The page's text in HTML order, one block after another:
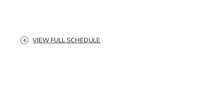
VIEW FULL SCHEDULE